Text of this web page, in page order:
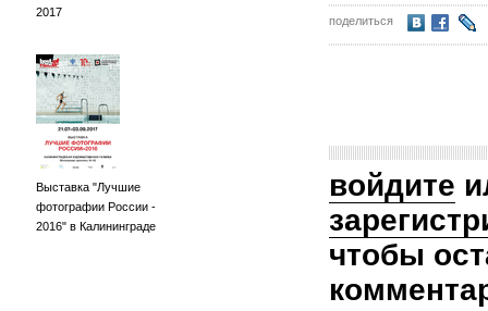
2017
Выставка "Лучшие
фотографии России -
2016" в Калининграде
поделиться
войдите
чтобы